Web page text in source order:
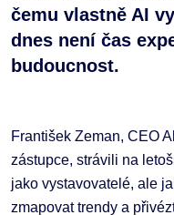
čemu vlastně AI
dnes není čas
budoucnost.
František Zeman, CEO
zástupce, strávili na
jako vystavovatelé, ale
zmapovat trendy a